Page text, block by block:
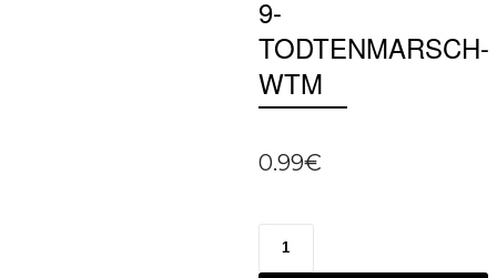
9-
TODTENMARSCH-
WTM
0.99€